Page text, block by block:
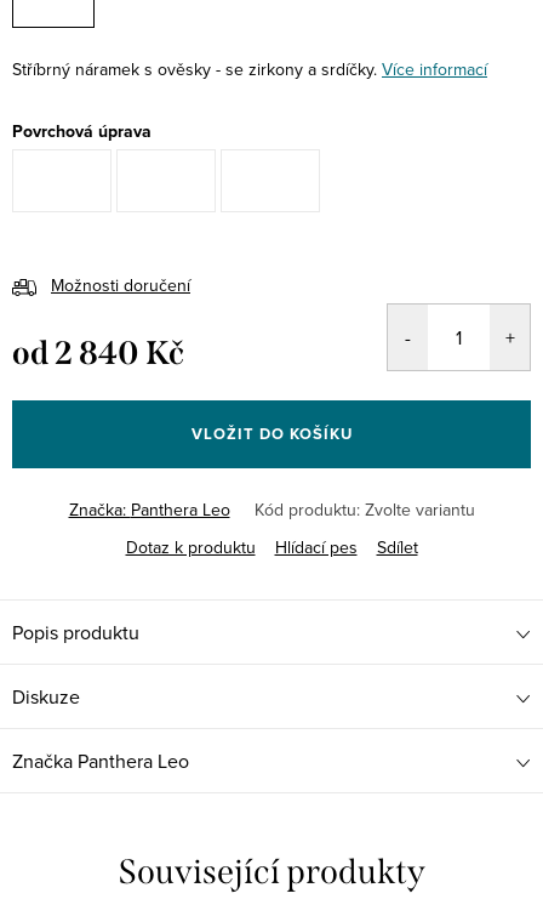
Stříbrný náramek s ověsky - se zirkony a srdíčky. Více informací
Povrchová úprava
Možnosti doručení
od2 840 Kč
cena:
VLOŽIT DO KOŠÍKU
Značka: Panthera Leo Kód produktu: Zvolte variantu
Dotaz k produktu
Hlídací pes Sdílet
Popis produktu
Diskuze
Značka Panthera Leo
Související produkty